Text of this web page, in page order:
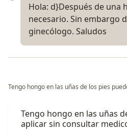
Hola: d}Después de una
necesario. Sin embargo
ginecólogo. Saludos
Tengo hongo en las uñas de los pies
Tengo hongo en las uñas
aplicar sin consultar